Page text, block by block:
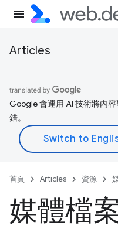
Articles
Google 會運用 AI 技術將內
錯。
首頁 Articles 資源
媒體檔